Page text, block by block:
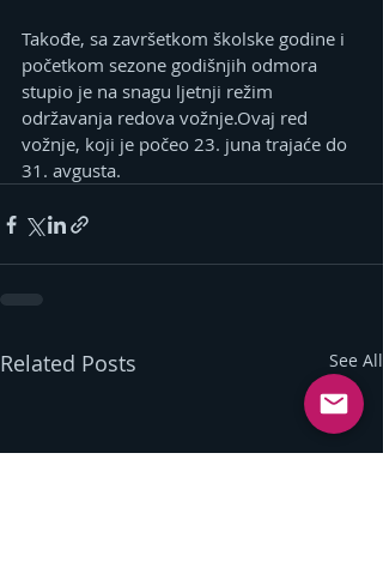
Takođe, sa završetkom školske godine i
početkom sezone godišnjih odmora
stupio je na snagu ljetnji režim
održavanja redova vožnje.Ovaj red
vožnje, koji je počeo 23. juna trajaće do
31. avgusta.
Related Posts See All